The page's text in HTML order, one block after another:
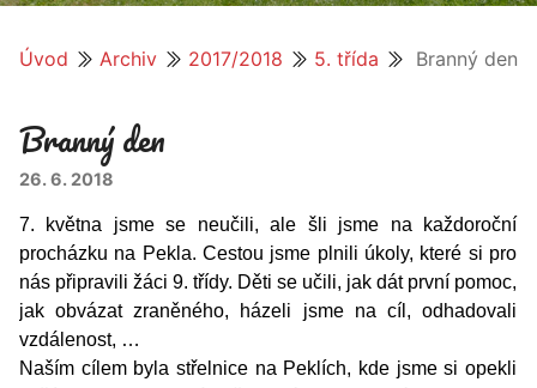
Úvod Archiv 2017/2018 5. třída Branný den
Branný den
26. 6. 2018
7. května jsme se neučili, ale šli jsme na každoroční
procházku na Pekla. Cestou jsme plnili úkoly, které si pro
nás připravili žáci 9. třídy. Děti se učili, jak dát první pomoc,
jak obvázat zraněného, házeli jsme na cíl,odhadovali
vzdálenost, …
Naším cílem byla střelnice na Peklích, kde jsme si opekli